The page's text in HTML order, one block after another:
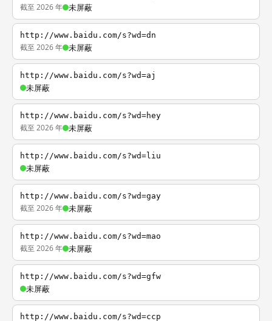
截至 2026 年 未屏蔽
http://www.baidu.com/s?wd=dn
截至 2026 年 未屏蔽
http://www.baidu.com/s?wd=aj
未屏蔽
http://www.baidu.com/s?wd=hey
截至 2026 年 未屏蔽
http://www.baidu.com/s?wd=liu
未屏蔽
http://www.baidu.com/s?wd=gay
截至 2026 年 未屏蔽
http://www.baidu.com/s?wd=mao
截至 2026 年 未屏蔽
http://www.baidu.com/s?wd=gfw
未屏蔽
http://www.baidu.com/s?wd=ccp